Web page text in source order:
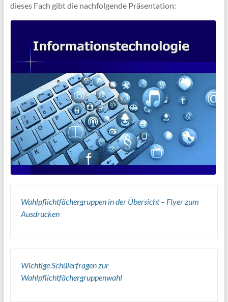
dieses Fach gibt die nachfolgende Präsentation:
Wahlpflichtfächergruppen in der Übersicht – Flyer zum
Ausdrucken
Wichtige Schülerfragen zur
Wahlpflichtfächergruppenwahl